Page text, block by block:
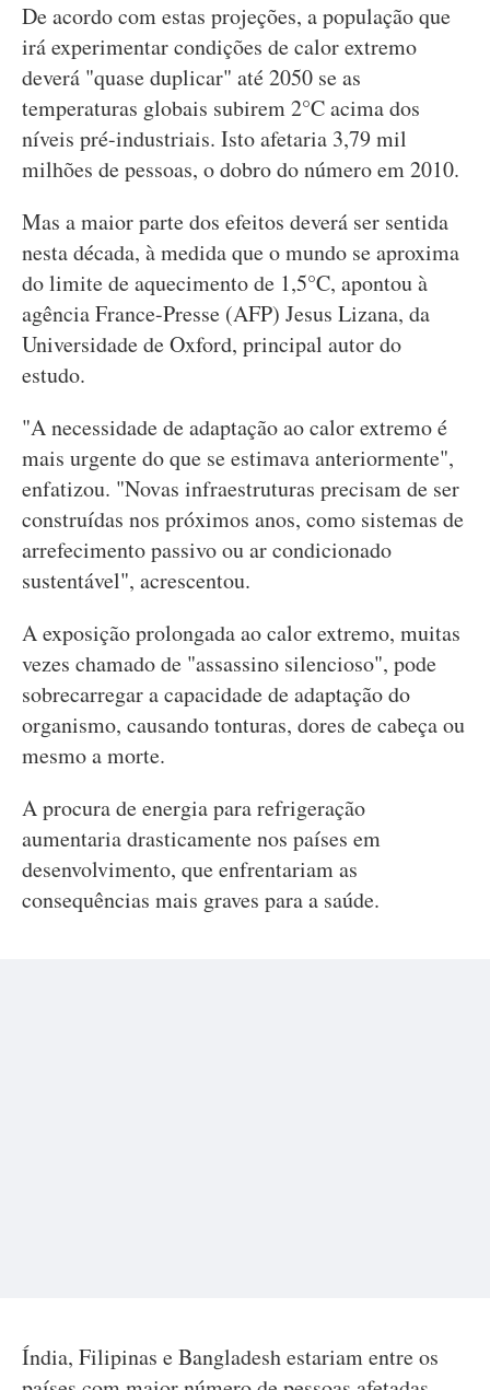
De acordo com estas projeções, a população que
irá experimentar condições de calor extremo
deverá "quase duplicar" até 2050 se as
temperaturas globais subirem 2°C acima dos
níveis pré-industriais. Isto afetaria 3,79 mil
milhões de pessoas, o dobro do número em 2010.
Mas a maior parte dos efeitos deverá ser sentida
nesta década, à medida que o mundo se aproxima
do limite de aquecimento de 1,5°C, apontou à
agência France-Presse (AFP) Jesus Lizana, da
Universidade de Oxford, principal autor do
estudo.
"A necessidade de adaptação ao calor extremo é
mais urgente do que se estimava anteriormente",
enfatizou. "Novas infraestruturas precisam de ser
construídas nos próximos anos, como sistemas de
arrefecimento passivo ou ar condicionado
sustentável", acrescentou.
A exposição prolongada ao calor extremo, muitas
vezes chamado de "assassino silencioso", pode
sobrecarregar a capacidade de adaptação do
organismo, causando tonturas, dores de cabeça ou
mesmo a morte.
A procura de energia para refrigeração
aumentaria drasticamente nos países em
desenvolvimento, que enfrentariam as
consequências mais graves para a saúde.
Índia, Filipinas e Bangladesh estariam entre os